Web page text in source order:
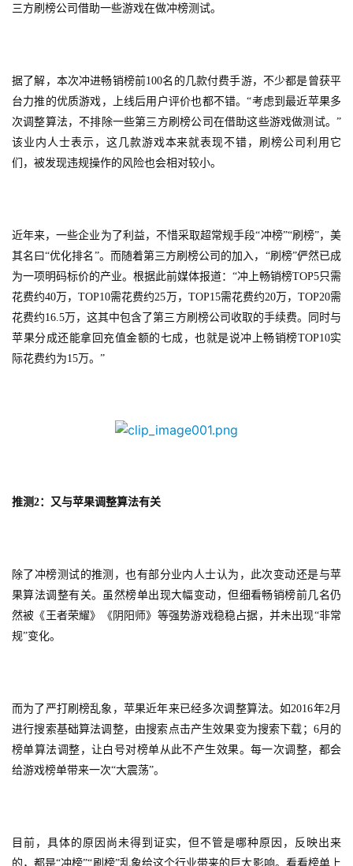
戏
0
2
5
第
十
三
茶
奖
7
月
会
上
海
中
文
(
中
三方刷榜公司借助一些游戏在做冲榜测试。
据了解，本次冲进畅销榜前100名的几款付费手游，不少都是曾获平
台力推的优质游戏，上线后用户评价也都不错。“考虑到最近苹果多
次调整算法，不排除一些第三方刷榜公司在借助这些游戏做测试。”
该业内人士表示，这几款游戏本来就表现不错，刷榜公司利用它
们，被发现违规操作的风险也会相对较小。
近年来，一些企业为了利益，不惜采取超常规手段“冲榜”“刷榜”，美
其名曰“优化排名”。而随着第三方刷榜公司的加入，“刷榜”俨然已成
为一项明码标价的产业。根据此前媒体报道：“冲上畅销榜TOP5只需
花费约40万，TOP10需花费约25万，TOP15需花费约20万，TOP20需
花费约16.5万，这其中包含了第三方刷榜公司收取的手续费。同时与
苹果分成还能拿回充值金额的七成，也就是说冲上畅销榜TOP10实
际花费约为15万。”
推测2：又与苹果调整算法有关
除了冲榜测试的推测，也有部分业内人士认为，此次变动还是与苹
果算法调整有关。虽然榜单出现大幅变动，但细看畅销榜前几名仍
然被《王者荣耀》《阴阳师》等强势游戏稳稳占据，并未出现“非常
规”变化。
而为了严打刷榜乱象，苹果近年来已经多次调整算法。如2016年2月
进行搜索基础算法调整，由搜索点击产生效果变为搜索下载；6月的
榜单算法调整，让白号对榜单从此不产生效果。每一次调整，都会
给游戏榜单带来一次“大震荡”。
目前，具体的原因尚未得到证实，但不管是哪种原因，反映出来
的，都是“冲榜”“刷榜”乱象给这个行业带来的巨大影响。看看榜单上